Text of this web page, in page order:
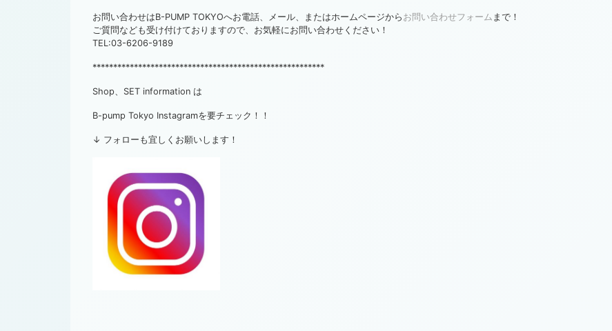
お問い合わせはB-PUMP TOKYOへお電話、メール、またはホームページから お問い合わせフォーム まで！
ご質問なども受け付けておりますので、お気軽にお問い合わせください！
TEL:03-6206-9189
********************************************************
Shop、SET information は
B-pump Tokyo Instagramを要チェック！！
↓ フォローも宜しくお願いします！